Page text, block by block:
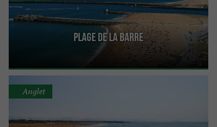
Plage de la Barre
Anglet